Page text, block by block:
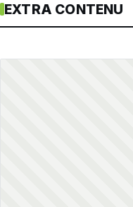
EXTRA CONTENU